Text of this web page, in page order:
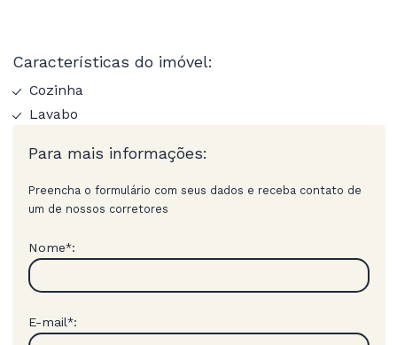
Características do imóvel:
Cozinha
Lavabo
Para mais informações:
Preencha o formulário com seus dados e receba contato de
um de nossos corretores
Nome*:
E-mail*: